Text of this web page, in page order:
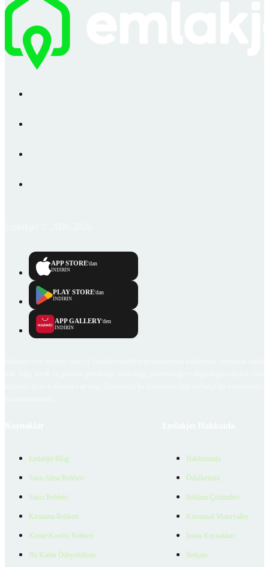
APP STORE'dan
İNDİRİN
PLAY STORE'dan
İNDİRİN
APP GALLERY'den
İNDİRİN
Emlakjet Blog
Satın Alma Rehberi
Satıcı Rehberi
Kiralama Rehberi
Konut Kredisi Rehberi
Ne Kadar Ödeyebilirim
Hakkımızda
Ödüllerimiz
Reklam Çözümleri
Kurumsal Materyaller
İnsan Kaynakları
İletişim